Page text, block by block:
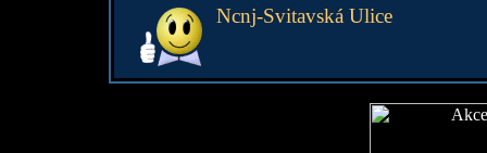
Ncnj-Svitavská Ulice